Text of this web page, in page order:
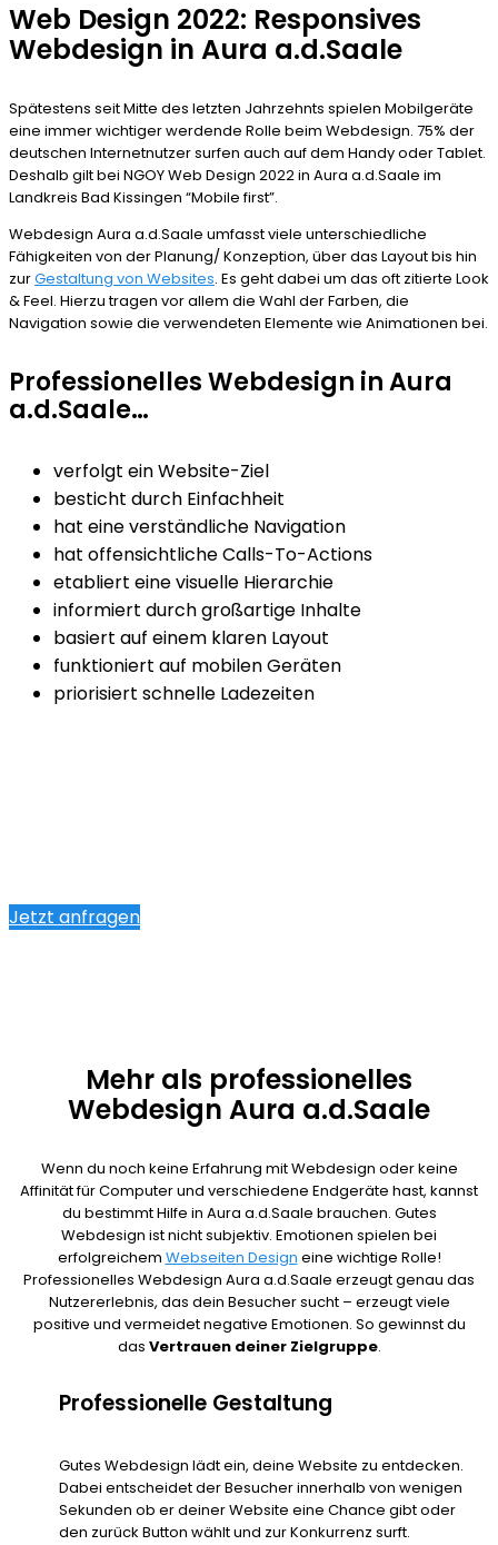
Web Design 2022: Responsives
Webdesign in Aura a.d.Saale
Spätestens seit Mitte des letzten Jahrzehnts spielen Mobilgeräte
eine immer wichtiger werdende Rolle beim Webdesign. 75% der
deutschen Internetnutzer surfen auch auf dem Handy oder Tablet.
Deshalb gilt bei NGOY Web Design 2022 in Aura a.d.Saale im
Landkreis Bad Kissingen “Mobile first”.
Webdesign Aura a.d.Saale umfasst viele unterschiedliche
Fähigkeiten von der Planung/ Konzeption, über das Layout bis hin
zurGestaltung von Websites. Es geht dabei um das oft zitierte Look
& Feel. Hierzu tragen vor allem die Wahl der Farben, die
Navigation sowie die verwendeten Elemente wie Animationen bei.
Professionelles Webdesign in Aura
a.d.Saale…
verfolgt ein Website-Ziel
besticht durch Einfachheit
hat eine verständliche Navigation
hat offensichtliche Calls-To-Actions
etabliert eine visuelle Hierarchie
informiert durch großartige Inhalte
basiert auf einem klaren Layout
funktioniert auf mobilen Geräten
priorisiert schnelle Ladezeiten
Jetzt anfragen
Mehr als professionelles
Webdesign Aura a.d.Saale
Wenn du noch keine Erfahrung mit Webdesign oder keine
Affinität für Computer und verschiedene Endgeräte hast, kannst
du bestimmt Hilfe in Aura a.d.Saale brauchen. Gutes
Webdesign ist nicht subjektiv. Emotionen spielen bei
erfolgreichem Webseiten Design eine wichtige Rolle!
Professionelles Webdesign Aura a.d.Saale erzeugt genau das
Nutzererlebnis, das dein Besucher sucht – erzeugt viele
positive und vermeidet negative Emotionen. So gewinnst du
das Vertrauen deiner Zielgruppe.
Professionelle Gestaltung
Gutes Webdesign lädt ein, deine Website zu entdecken.
Dabei entscheidet der Besucher innerhalb von wenigen
Sekunden ob er deiner Website eine Chance gibt oder
den zurück Button wählt und zur Konkurrenz surft.